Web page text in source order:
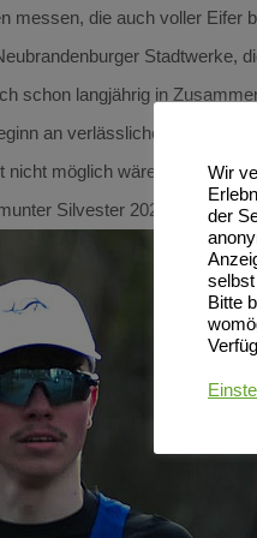
messen, die auch voller Eifer
Stadtwerke,
schon langjährig in
an verlässliche Partner
nicht möglich wäre!
Silvester 2024 wieder,
Wir
der
Bitte